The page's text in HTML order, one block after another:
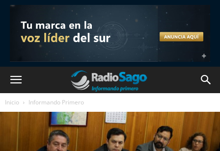
Inicio Informando Primero